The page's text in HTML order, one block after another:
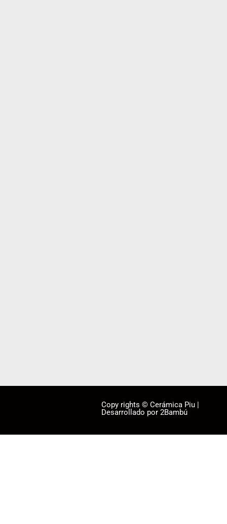
Copy rights © Cerámica Piu |
Desarrollado por 2Bambú